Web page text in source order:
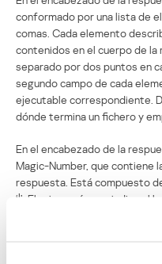
conformado por una lista de
comas. Cada elemento
contenidos en el cuerpo de
separado por dos puntos en
segundo campo de cada
ejecutable correspondiente.
dónde termina un fichero y
En el encabezado de la
Magic-Number, que contiene
respuesta. Está compuesto
‘|’. El primer número indica el
algoritmo de cifrado; la cifra
resto del campo es la llave